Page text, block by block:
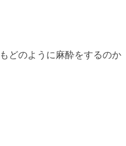
どのように麻酔をするのか